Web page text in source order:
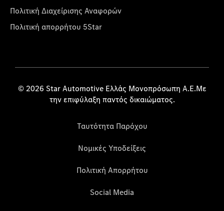
Πολιτική Διαχείρισης Αναφορών
Πολιτική απορρήτου 5Star
© 2026 Star Automotive Ελλάς Μονοπρόσωπη Α.Ε.Με
την επιφύλαξη παντός δικαιώματος.
Ταυτότητα Παρόχου
Νομικές Υποδείξεις
Πολιτική Απορρήτου
Social Media